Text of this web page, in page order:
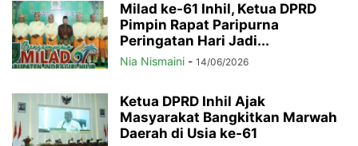
Milad ke-61 Inhil, Ketua DPRD
Pimpin Rapat Paripurna
Peringatan Hari Jadi...
Nia Nismaini - 14/06/2026
Ketua DPRD Inhil Ajak
Masyarakat Bangkitkan Marwah
Daerah di Usia ke-61